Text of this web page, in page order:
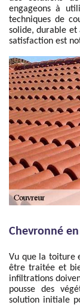
engageons à
techniques de
solide, durable et
satisfaction est
Chevronné
Vu que la toiture
être traitée et
infiltrations
pousse des
solution initiale